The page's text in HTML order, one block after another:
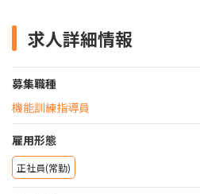
求人詳細情報
募集職種
機能訓練指導員
雇用形態
正社員(常勤)